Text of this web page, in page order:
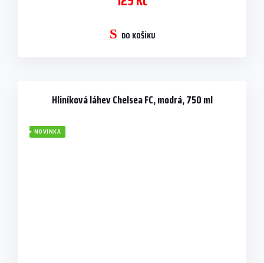
DO KOŠÍKU
Hliníková láhev Chelsea FC, modrá, 750 ml
NOVINKA